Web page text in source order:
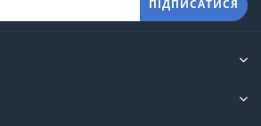
ПІДПИСАТИСЯ